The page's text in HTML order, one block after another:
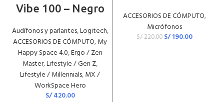
Vibe 100 – Negro
Audífonos y parlantes,Logitech,
ACCESORIOS DE CÓMPUTO,My
Happy Space 4.0,Ergo / Zen
Master,Lifestyle / Gen Z,
Lifestyle / Millennials,MX /
WorkSpace Hero
S/420.00
ACCESORIOS DE CÓMPUTO,
Micrófonos
S/220.00 S/190.00